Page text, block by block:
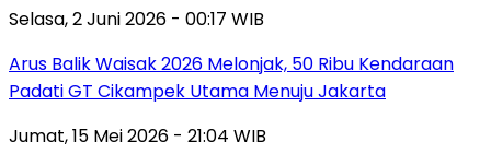
Selasa, 2 Juni 2026 - 00:17 WIB
Arus Balik Waisak 2026 Melonjak, 50 Ribu Kendaraan
Padati GT Cikampek Utama Menuju Jakarta
Jumat, 15 Mei 2026 - 21:04 WIB